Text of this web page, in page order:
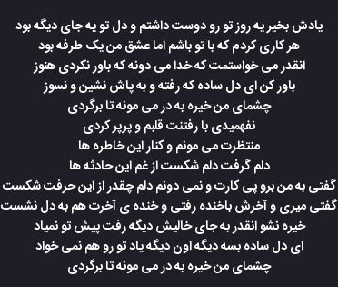
یادش بخیر یه روز تو رو دوست داشتم و دل تو یه جای دیگه بود
هر کاری کردم که با تو باشم اما عشق من یک طرفه بود
انقدر می خواستمت که خدا می دونه که باور نکردی هنوز
باور کن ای دل ساده که رفته و به پاش نشین و نسوز
چشمای من خیره به در می مونه تا برگردی
نفهمیدی با رفتنت قلبم و پرپر کردی
منتظرت می مونم و کنار این خاطره ها
دلم گرفت دلم شکست از غم این حادثه ها
گفتی به من برو پی کارت و نمی دونم دلم چقدر از این حرفت شکست
گفتی میری و آخرش باخنده رفتی و خنده ی آخرت هم به دل نشست
خیره نشو انقدر به جای خالیش دیگه رفت پیش تو نمیاد
ای دل ساده بسه دیگه اون دیگه یاد تو رو هم نمی خواد
چشمای من خیره به در می مونه تا برگردی